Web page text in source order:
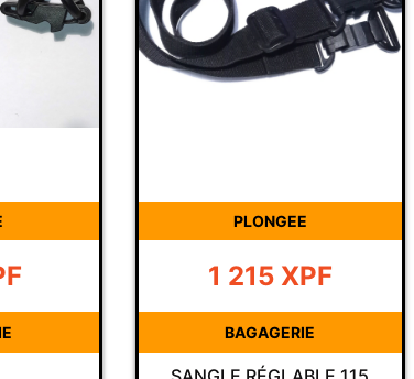
PLONGEE
1 215 XPF
BAGAGERIE